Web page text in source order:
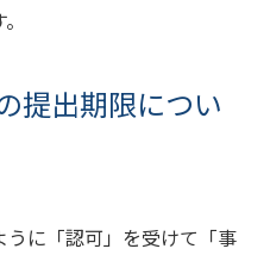
提出期限につい
に「認可」を受けて「事